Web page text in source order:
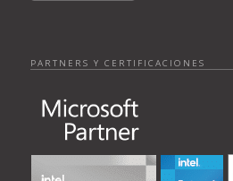
PARTNERS Y CERTIFICACIONES